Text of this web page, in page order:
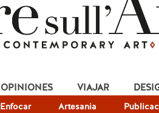
Enfocar Artesania
OPINIONES VIAJAR